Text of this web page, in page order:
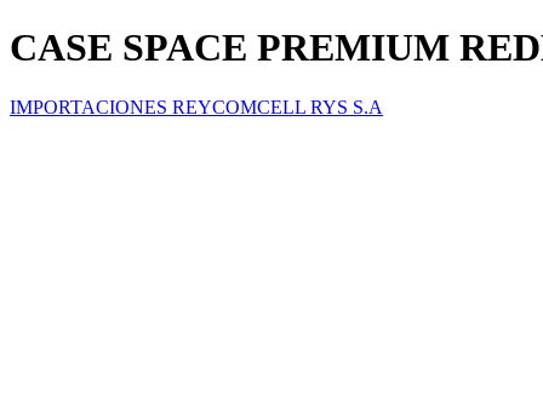
CASE SPACE PREMIUM
IMPORTACIONES REYCOMCELL RYS S.A